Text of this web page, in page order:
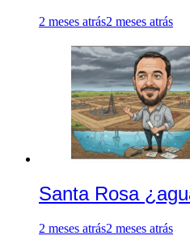
2 meses atrás2 meses atrás
Santa Rosa
2 meses atrás2 meses atrás